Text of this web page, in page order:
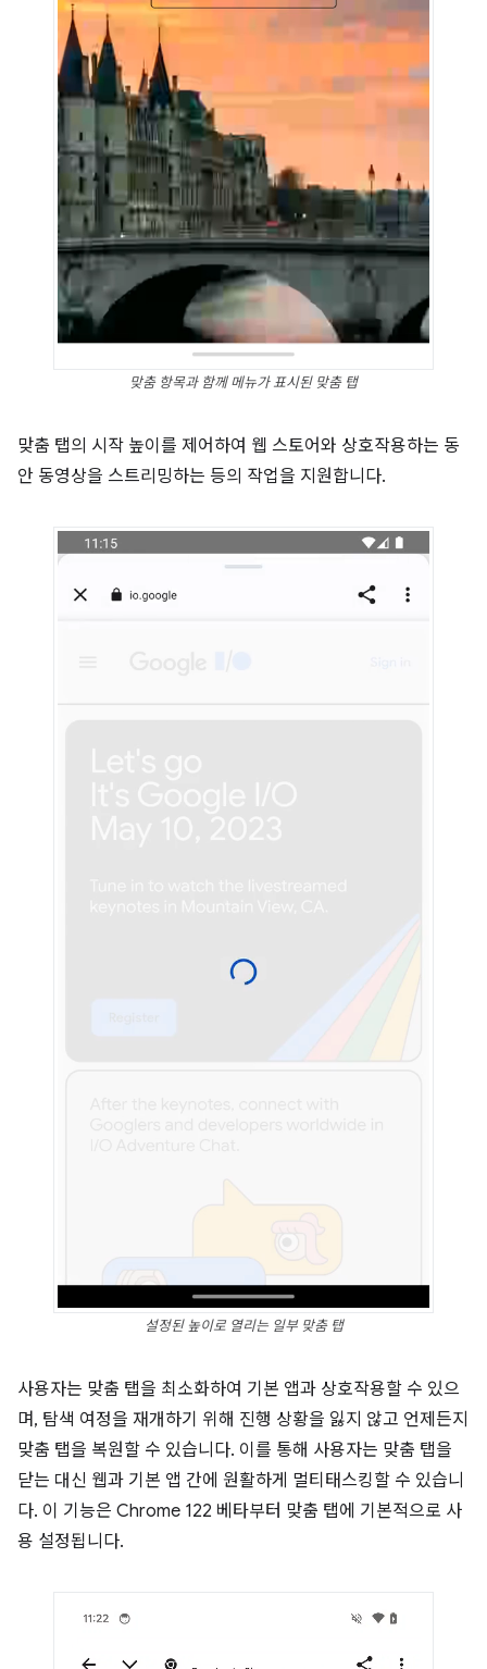
맞춤 항목과 함께 메뉴가 표시된 맞춤 탭
맞춤 탭의 시작 높이를 제어하여 웹 스토어와 상호작용하는 동
안 동영상을 스트리밍하는 등의 작업을 지원합니다.
설정된 높이로 열리는 일부 맞춤 탭
사용자는 맞춤 탭을 최소화하여 기본 앱과 상호작용할 수 있으
며, 탐색 여정을 재개하기 위해 진행 상황을 잃지 않고 언제든지
맞춤 탭을 복원할 수 있습니다. 이를 통해 사용자는 맞춤 탭을
닫는 대신 웹과 기본 앱 간에 원활하게 멀티태스킹할 수 있습니
다. 이 기능은 Chrome 122 베타부터 맞춤 탭에 기본적으로 사
용 설정됩니다.